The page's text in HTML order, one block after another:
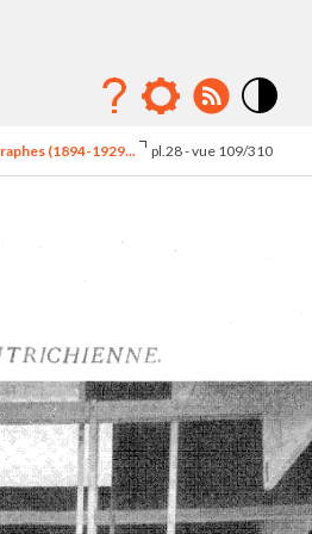
élévé
(1894-1929... pl.28 - vue 109/310